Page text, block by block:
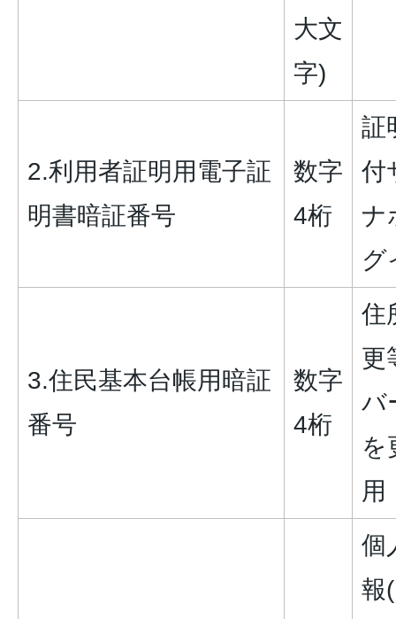
大文
字)
2.利用者証明用電子証
明書暗証番号
数字
4桁
証
付
ナ
グ
3.住民基本台帳用暗証
番号
数字
4桁
住
更
バ
を
用
個
報